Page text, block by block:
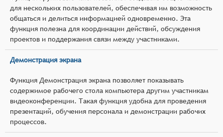
для нескольких пользователей, обеспечивая им возможность
общаться и делиться информацией одновременно. Эта
функция полезна для координации действий, обсуждения
проектов и поддержания связи между участниками.
Демонстрация экрана
Функция Демонстрация экрана позволяет показывать
содержимое рабочего стола компьютера другим участникам
видеоконференции. Такая функция удобна для проведения
презентаций, обучения персонала и демонстрации рабочих
процессов.